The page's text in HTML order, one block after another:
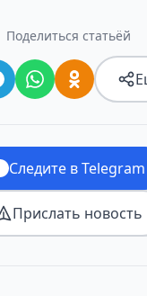
Поделиться статьёй
Следите в Telegram
Прислать новость